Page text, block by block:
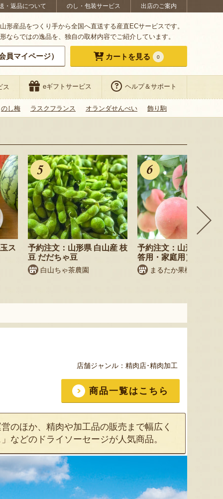
・返品について のし・包装サービス 出店のご案内
形産品をつくり手から全国へ直送する産直ECサービスです。
ならではの逸品を、独自の取材内容でご紹介しています。
員マイページ） カートを見る 0
ス eギフトサービス ヘルプ＆サポート
のし梅 ラスクフランス オランダせんべい 飾り駒
ス
予約注文：山形県 白山産 枝
豆 だだちゃ豆
白山ちゃ茶農園
予約注文：山形県産 桃
答用・家庭用）
まるたか果樹園
店舗ジャンル： 精肉店･精肉加工
商品一覧はこちら
のほか、精肉や加工品の販売まで幅広く
などのドライソーセージが人気商品。